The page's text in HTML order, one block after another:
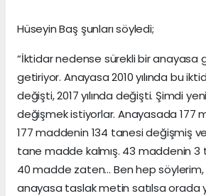
Hüseyin Baş şunları söyledi;
“İktidar nedense sürekli bir anayasa
getiriyor. Anayasa 2010 yılında bu
değişti, 2017 yılında değişti. Şimdi
değişmek istiyorlar. Anayasada 177
177 maddenin 134 tanesi değişmiş
tane madde kalmış. 43 maddenin 3
40 madde zaten… Ben hep söylerim,
anayasa taslak metin satılsa orada